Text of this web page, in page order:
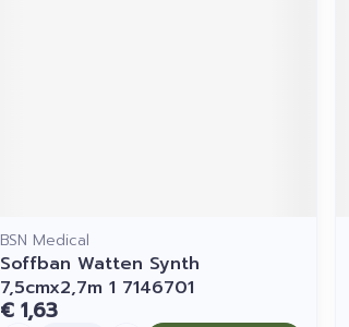
BSN Medical
Soffban Watten Synth
7,5cmx2,7m 1 7146701
€ 1,63